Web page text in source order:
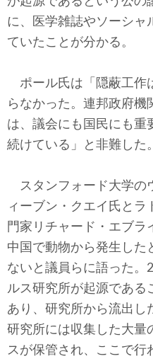
に、医学雑誌やソーシャ
ていたことが分かる。
ポール氏は「隠蔽工作
らなかった。連邦政府機
は、議会にも国民にも重
続けている」と非難した。
スタンフォード大学の
ィーブン・クエイ氏と
門家リチャード・エブラ
中国で動物から発生した
ないと議員らに語った。
ルス研究所が起源である
あり、研究所から流出し
研究所には収集した大量
スが保管され、ここで行